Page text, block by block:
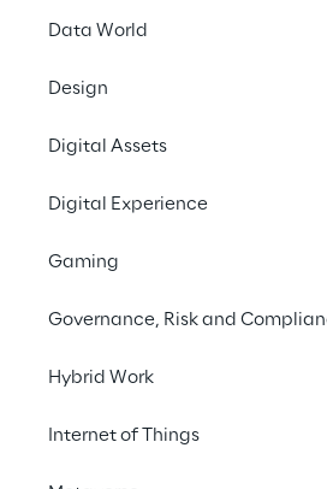
Data World
Design
Digital Assets
Digital Experience
Gaming
Governance, Risk and
Hybrid Work
Internet of Things
Es ist Zeit